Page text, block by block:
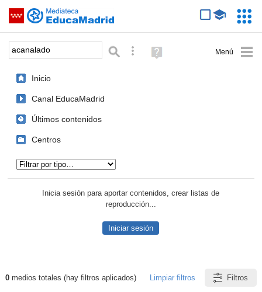
Saltar navegación
Palabra o frase: Búsqueda avanzada
Ayuda
(en
Inicio
Canal EducaMadrid
Últimos contenidos
Centros
Inicia sesión para aportar contenidos, crear listas de
reproducción...
Iniciar sesión
Resultados de: acanalado
0medios totales (hay filtros aplicados) Limpiar filtros Filtros